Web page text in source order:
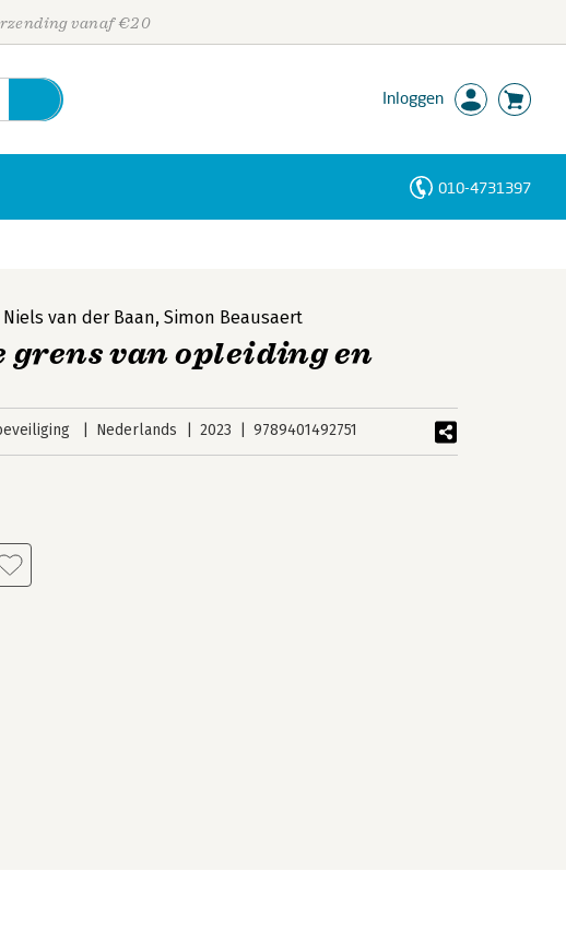
vanaf €20
Inloggen
010-4731397
Niels van der Baan,Simon Beausaert
grens van opleiding en
Nederlands 2023 9789401492751
Personen